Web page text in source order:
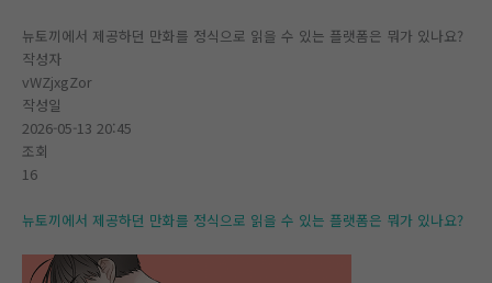
뉴토끼에서 제공하던 만화를 정식으로 읽을 수 있는 플랫폼은 뭐가 있나요?
작성자
vWZjxgZor
작성일
2026-05-13 20:45
조회
16
뉴토끼에서 제공하던 만화를 정식으로 읽을 수 있는 플랫폼은 뭐가 있나요?